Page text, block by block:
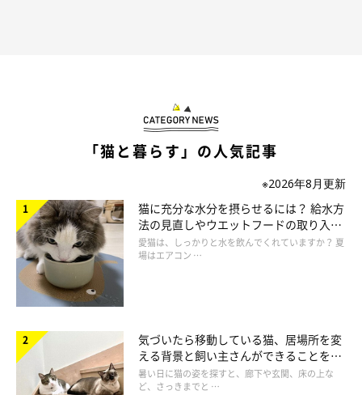
「猫と暮らす」の人気記事
※2026年8月更新
猫に充分な水分を摂らせるには？ 給水方
法の見直しやウエットフードの取り入れ
方を解説
愛猫は、しっかりと水を飲んでくれていますか？ 夏
場はエアコン …
気づいたら移動している猫、居場所を変
える背景と飼い主さんができることを獣
医師が解説
暑い日に猫の姿を探すと、廊下や玄関、床の上な
ど、さっきまでと …